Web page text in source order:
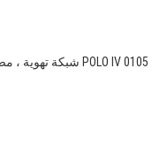
شبكة تهوية ، مصد مع فتحات لمصابيح الضباب ، أمامي يسار POLO IV 0105